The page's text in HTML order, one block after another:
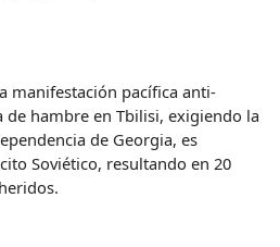
manifestación pacífica anti-
de hambre en Tbilisi, exigiendo la
de Georgia, es
Soviético, resultando en 20